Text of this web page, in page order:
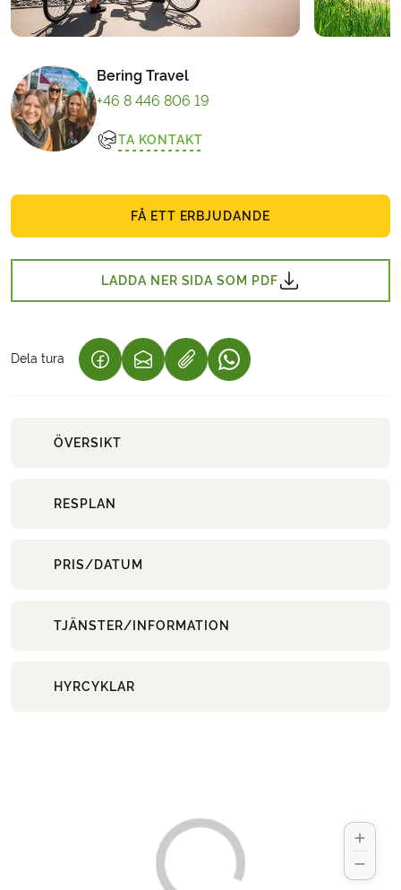
Bering Travel
+46 8 446 806 19
TA KONTAKT
FÅ ETT ERBJUDANDE
LADDA NER SIDA SOM PDF
Dela tura (LÄNKEN ÖPPNAS I EN NY FLIK)
(LÄNKEN ÖPPNAS I EN NY FLIK)
(LÄNKEN ÖPPNAS I EN
ÖVERSIKT
RESPLAN
PRIS/DATUM
TJÄNSTER/INFORMATION
HYRCYKLAR